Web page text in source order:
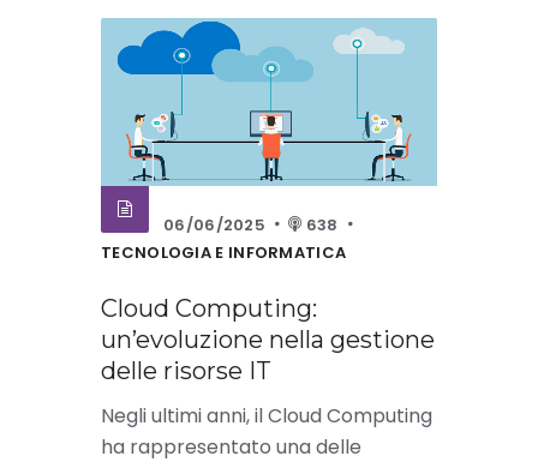
06/06/2025
638
TECNOLOGIA E INFORMATICA
Cloud Computing:
un’evoluzione nella gestione
delle risorse IT
Negli ultimi anni, il Cloud Computing
ha rappresentato una delle